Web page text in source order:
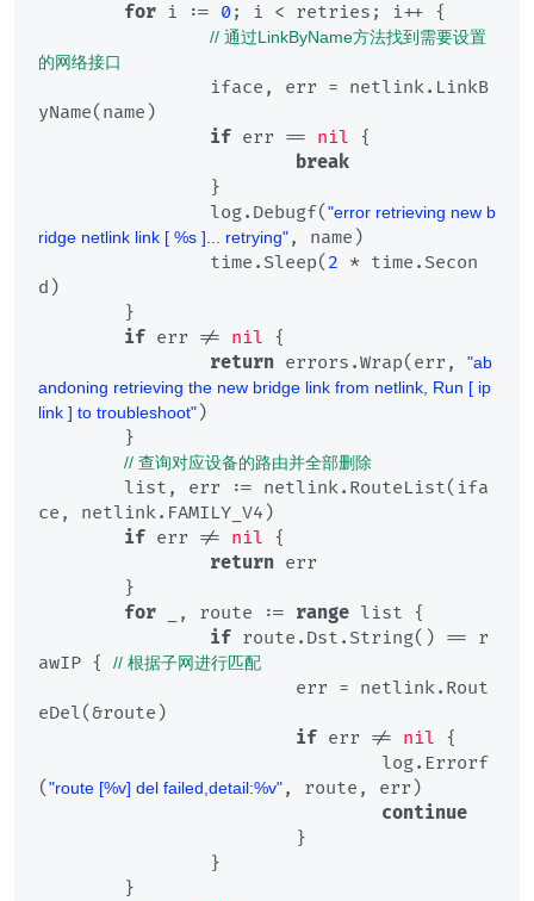
for i := 0 ; i < retries; i++ {
// 通过LinkByName方法找到需要设置
的网络接口
yName(name)
if err == nil {
break
		log.Debugf(
"error retrieving new b
ridge netlink link [ %s ]... retrying", name)
		time.Sleep(
2 * time.Secon
d)
if err != nil {
return errors.Wrap(err, "ab
andoning retrieving the new bridge link from netlink, Run [ ip
link ] to troubleshoot")
// 查询对应设备的路由并全部删除
ce, netlink.FAMILY_V4)
if err != nil {
return err
for _, route := range list {
if route.Dst.String() == r
awIP { // 根据子网进行匹配
eDel(&route)
if err != nil {
("route [%v] del failed,detail:%v", route, err)
continue